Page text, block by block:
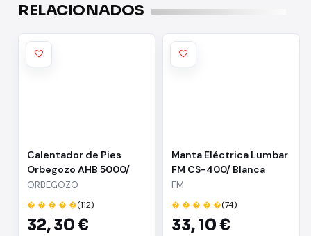
6 niveles de temperatura.
Indicador LED.
Potencia 100 W.
Tejido de microfibras de alta calidad.
Superficie suave, transpirable y agradable al tacto.
Sistema de calentamiento rápido.
RELACIONADOS
Calentador de Pies
Orbegozo AHB 5000/
100W
ORBEGOZO
� � � � �(112)
32,30 €
Manta Eléctrica Lumbar
FM CS-400/ Blanca
FM
� � � � �(74)
33,10 €